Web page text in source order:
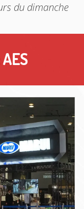
du dimanche
AES